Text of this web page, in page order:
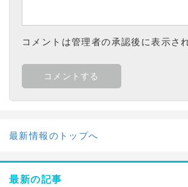
コメントは管理者の承認後に表示さ
最新情報のトップへ
最新の記事